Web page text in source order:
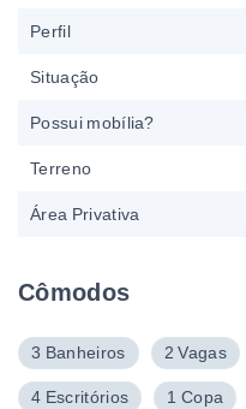
Cômodos
3 Banheiros 2 Vagas
4 Escritórios 1 Copa
Perfil
Situação
Possui mobília?
Terreno
Área Privativa